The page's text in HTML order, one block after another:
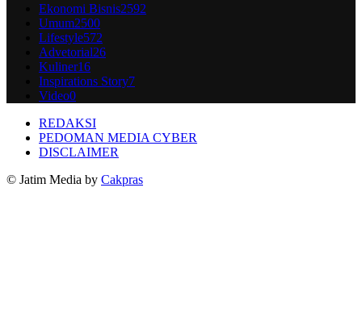
Ekonomi Bisnis2592
Umum2500
Lifestyle572
Advetorial26
Kuliner16
Inspirations Story7
Video0
REDAKSI
PEDOMAN MEDIA CYBER
DISCLAIMER
© Jatim Media by Cakpras